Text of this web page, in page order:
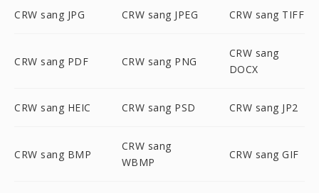
CRW sang JPG CRW sang JPEG CRW sang TIFF
CRW sang PDF CRW sang PNG
CRW sang
DOCX
CRW sang HEIC CRW sang PSD CRW sang JP2
CRW sang BMP
CRW sang
WBMP
CRW sang GIF